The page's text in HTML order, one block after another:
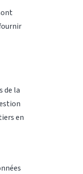
de la
en